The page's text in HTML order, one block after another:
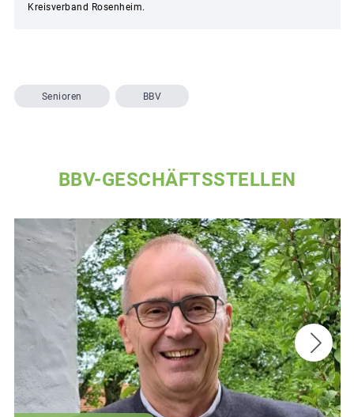
Kreisverband Rosenheim.
Senioren BBV
BBV-GESCHÄFTSSTELLEN